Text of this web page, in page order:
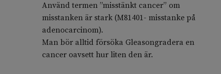
Använd termen ”misstänkt cancer” om
misstanken är stark (M81401- misstanke på
adenocarcinom).
Man bör alltid försöka Gleasongradera en
cancer oavsett hur liten den är.